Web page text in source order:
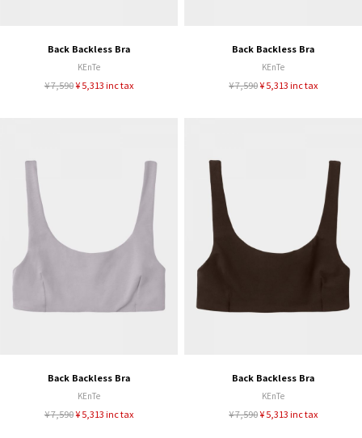
Back Backless Bra
KEnTe
¥ 7,590¥ 5,313 inc tax
Back Backless Bra
KEnTe
¥ 7,590¥ 5,313 inc tax
Back Backless Bra
KEnTe
¥ 7,590¥ 5,313 inc tax
Back Backless Bra
KEnTe
¥ 7,590¥ 5,313 inc tax